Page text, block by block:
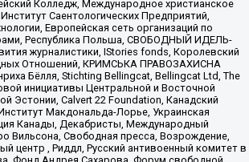
Колледж, Международное христианское
Саентологических Предприятий,
Европейская сеть организаций по
Республика Польша, СВОБОДНЫЙ ИДЕЛЬ-
журналистики, IStories fonds, Королевский
Отношений, КРИМСЬКА ПРАВОЗАХИСНА
Бёлля, Stichting Bellingcat, Bellingcat Ltd, The
инициативы Центральной и Восточной
Эстонии, Calvert 22 Foundation, Канадский
Макдональда-Лорье, Украинская
Канады, Декабристы, Международный
Вильсона, Свободная пресса, Возрождение,
центр , Риддл, Русский антивоенный комитет в